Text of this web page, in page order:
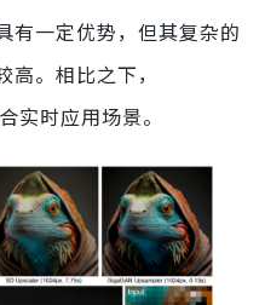
有一定优势，但其复杂的
。相比之下，
实时应用场景。